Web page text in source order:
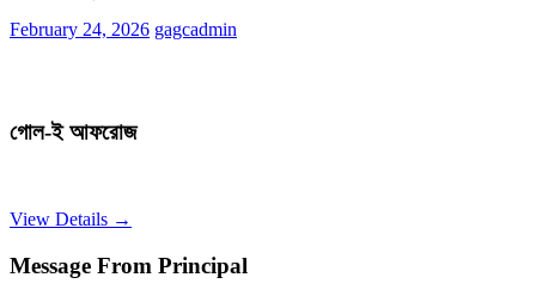
February 24, 2026 gagcadmin
গোল-ই আফরোজ
View Details →
Message From Principal